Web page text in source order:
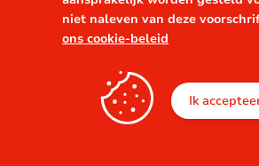
niet naleven van deze
ons cookie-beleid
Ik